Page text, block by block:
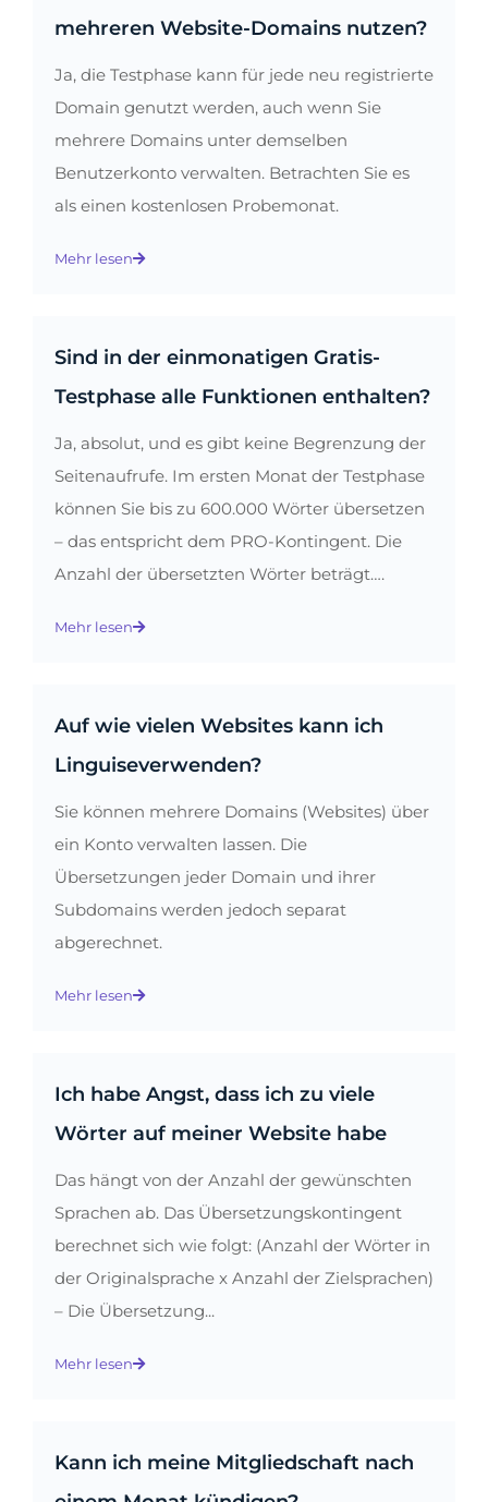
mehreren Website-Domains nutzen?
Ja, die Testphase kann für jede neu registrierte
Domain genutzt werden, auch wenn Sie
mehrere Domains unter demselben
Benutzerkonto verwalten. Betrachten Sie es
als einen kostenlosen Probemonat.
Mehr lesen
Sind in der einmonatigen Gratis-
Testphase alle Funktionen enthalten?
Ja, absolut, und es gibt keine Begrenzung der
Seitenaufrufe. Im ersten Monat der Testphase
können Sie bis zu 600.000 Wörter übersetzen
– das entspricht dem PRO-Kontingent. Die
Anzahl der übersetzten Wörter beträgt….
Mehr lesen
Auf wie vielen Websites kann ich
Linguiseverwenden?
Sie können mehrere Domains (Websites) über
ein Konto verwalten lassen. Die
Übersetzungen jeder Domain und ihrer
Subdomains werden jedoch separat
abgerechnet.
Mehr lesen
Ich habe Angst, dass ich zu viele
Wörter auf meiner Website habe
Das hängt von der Anzahl der gewünschten
Sprachen ab. Das Übersetzungskontingent
berechnet sich wie folgt: (Anzahl der Wörter in
der Originalsprache x Anzahl der Zielsprachen)
– Die Übersetzung...
Mehr lesen
Kann ich meine Mitgliedschaft nach